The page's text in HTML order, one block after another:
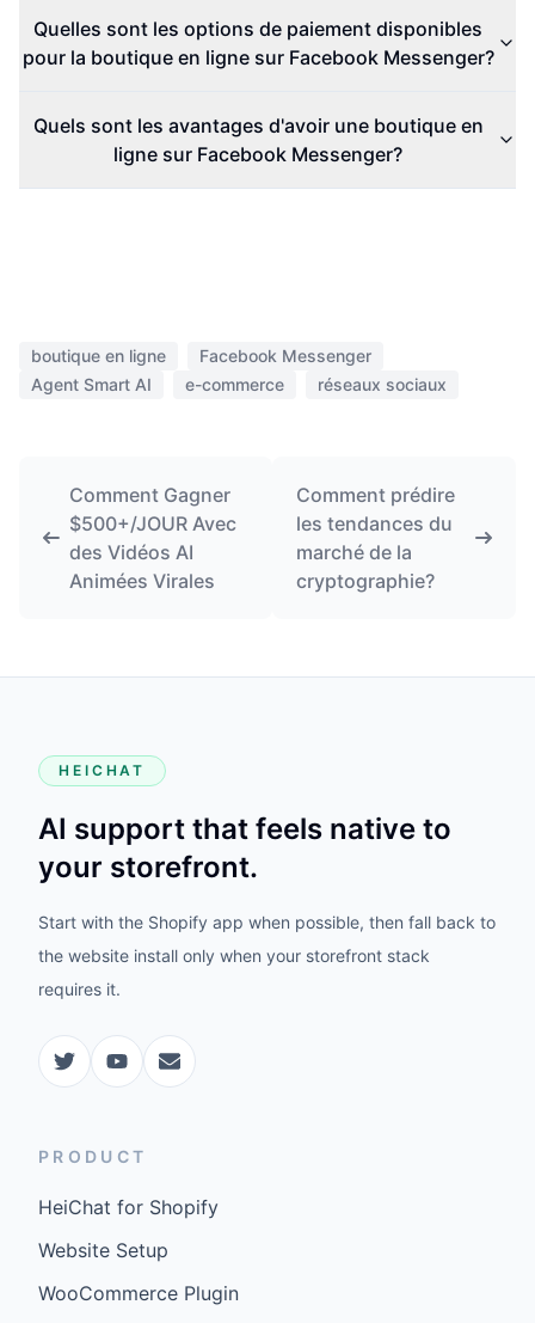
Quelles sont les options de paiement disponibles
pour la boutique en ligne sur Facebook Messenger?
Quels sont les avantages d'avoir une boutique en
ligne sur Facebook Messenger?
boutique en ligne
Facebook Messenger
Agent Smart AI
e-commerce réseaux sociaux
Comment Gagner
$500+/JOUR Avec
des Vidéos AI
Animées Virales
Comment prédire
les tendances du
marché de la
cryptographie?
HEICHAT
AI support that feels native to
your storefront.
Start with the Shopify app when possible, then fall back to
the website install only when your storefront stack
requires it.
PRODUCT
HeiChat for Shopify
Website Setup
WooCommerce Plugin